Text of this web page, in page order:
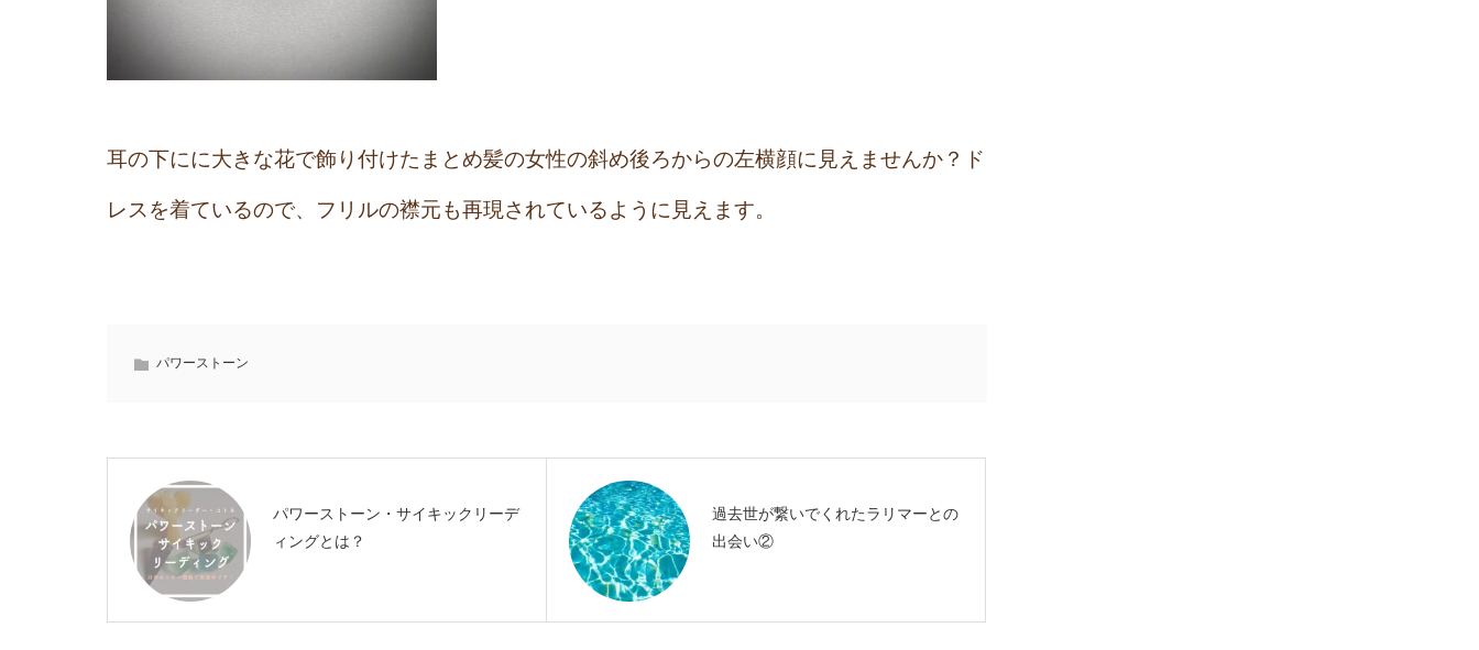
耳の下にに大きな花で飾り付けたまとめ髪の女性の斜め後ろからの左横顔に見えませんか？ド
レスを着ているので、フリルの襟元も再現されているように見えます。
パワーストーン
パワーストーン・サイキックリーデ
ィングとは？
過去世が繋いでくれたラリマーとの
出会い②